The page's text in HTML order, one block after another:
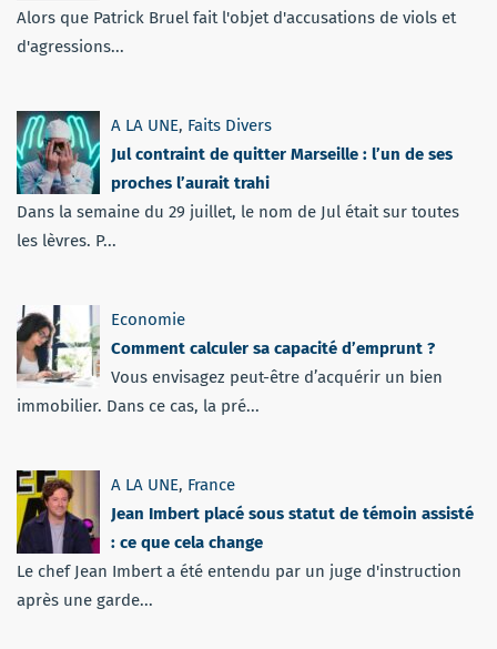
Alors que Patrick Bruel fait l'objet d'accusations de viols et
d'agressions...
A LA UNE, Faits Divers
Jul contraint de quitter Marseille : l’un de ses
proches l’aurait trahi
Dans la semaine du 29 juillet, le nom de Jul était sur toutes
les lèvres. P...
Economie
Comment calculer sa capacité d’emprunt ?
Vous envisagez peut-être d’acquérir un bien
immobilier. Dans ce cas, la pré...
A LA UNE, France
Jean Imbert placé sous statut de témoin assisté
: ce que cela change
Le chef Jean Imbert a été entendu par un juge d'instruction
après une garde...